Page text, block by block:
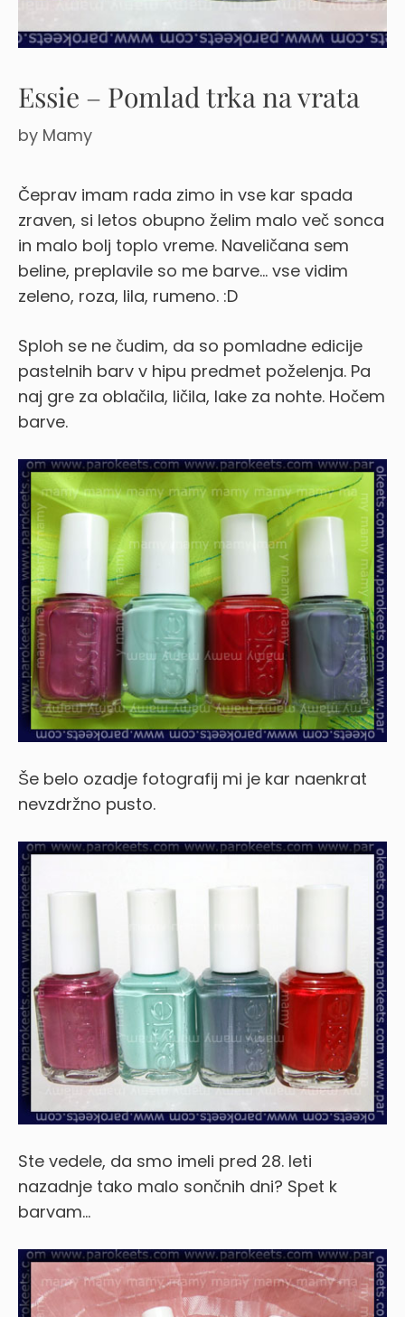
Essie – Pomlad trka na vrata
by Mamy
Čeprav imam rada zimo in vse kar spada
zraven, si letos obupno želim malo več sonca
in malo bolj toplo vreme. Naveličana sem
beline, preplavile so me barve… vse vidim
zeleno, roza, lila, rumeno. :D
Sploh se ne čudim, da so pomladne edicije
pastelnih barv v hipu predmet poželenja. Pa
naj gre za oblačila, ličila, lake za nohte. Hočem
barve.
Še belo ozadje fotografij mi je kar naenkrat
nevzdržno pusto.
Ste vedele, da smo imeli pred 28. leti
nazadnje tako malo sončnih dni? Spet k
barvam…